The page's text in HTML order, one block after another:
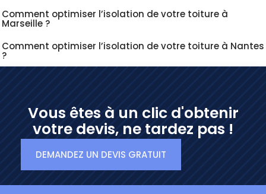
Comment optimiser l’isolation de votre toiture à
Marseille ?
Comment optimiser l’isolation de votre toiture à Nantes
?
Vous êtes à un clic d'obtenir
votre devis, ne tardez pas !
DEMANDEZ UN DEVIS GRATUIT